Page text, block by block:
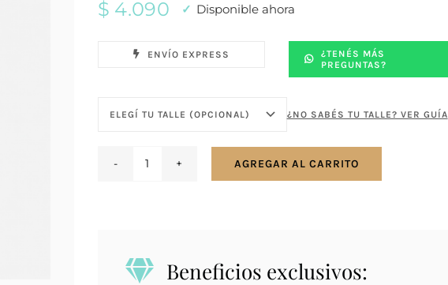
$ 4.090 Disponible ahora
ENVÍO EXPRESS
¿TENÉS MÁS
PREGUNTAS?
¿NO SABÉS TU TALLE? VER GUÍA
tipo
AGREGAR AL CARRITO
Beneficios exclusivos: